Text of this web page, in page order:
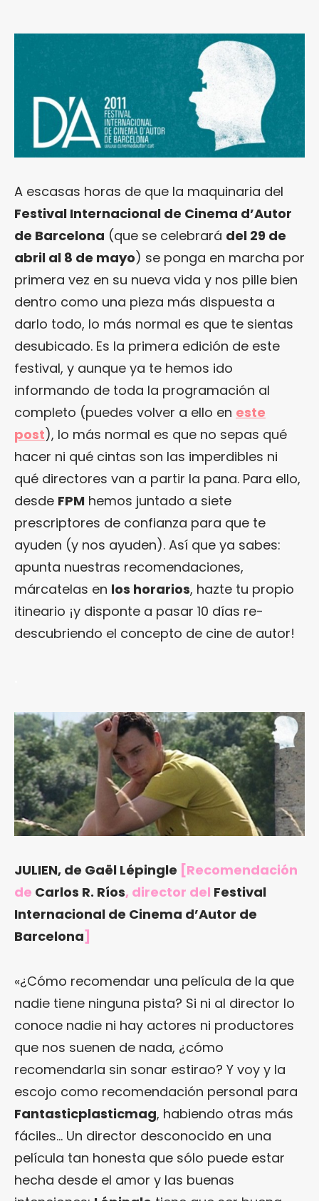
A escasas horas de que la maquinaria del
Festival Internacional de Cinema d’Autor
de Barcelona (que se celebrará del 29 de
abril al 8 de mayo) se ponga en marcha por
primera vez en su nueva vida y nos pille bien
dentro como una pieza más dispuesta a
darlo todo, lo más normal es que te sientas
desubicado. Es la primera edición de este
festival, y aunque ya te hemos ido
informando de toda la programación al
completo (puedes volver a ello en este
post), lo más normal es que no sepas qué
hacer ni qué cintas son las imperdibles ni
qué directores van a partir la pana. Para ello,
desde FPM hemos juntado a siete
prescriptores de confianza para que te
ayuden (y nos ayuden). Así que ya sabes:
apunta nuestras recomendaciones,
márcatelas en los horarios, hazte tu propio
itineario ¡y disponte a pasar 10 días re-
descubriendo el concepto de cine de autor!
JULIEN, de Gaël Lépingle [Recomendación
de Carlos R. Ríos, director del Festival
Internacional de Cinema d’Autor de
Barcelona]
«¿Cómo recomendar una película de la que
nadie tiene ninguna pista? Si ni al director lo
conoce nadie ni hay actores ni productores
que nos suenen de nada, ¿cómo
recomendarla sin sonar estirao? Y voy y la
escojo como recomendación personal para
Fantasticplasticmag, habiendo otras más
fáciles… Un director desconocido en una
película tan honesta que sólo puede estar
hecha desde el amor y las buenas